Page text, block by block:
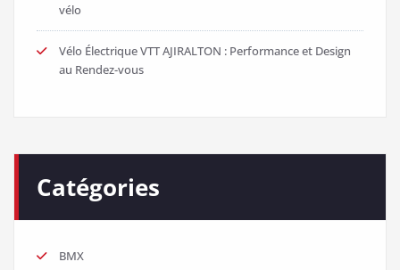
vélo
Vélo Électrique VTT AJIRALTON : Performance et Design
au Rendez-vous
Catégories
BMX